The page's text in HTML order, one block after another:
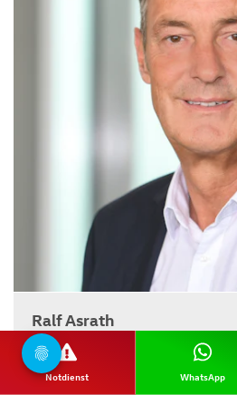
Notdienst WhatsApp
Ralf Asrath
Teiledienstleiter
05251 504-141